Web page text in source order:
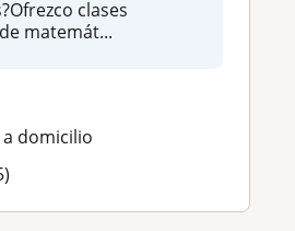
clases
matemát...
a domicilio